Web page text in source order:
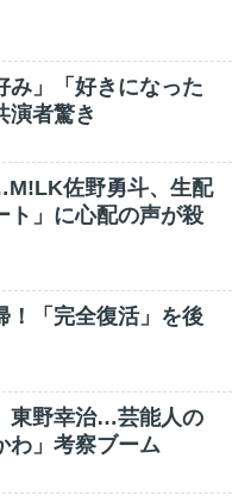
み」「好きになった
演者驚き
佐野勇斗、生配
ト」に心配の声が殺
！「完全復活」を後
東野幸治…芸能人の
わ」考察ブーム